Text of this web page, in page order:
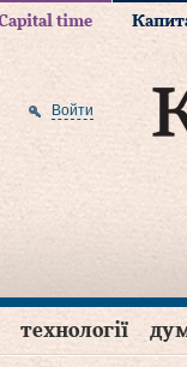
time
Войти
технології